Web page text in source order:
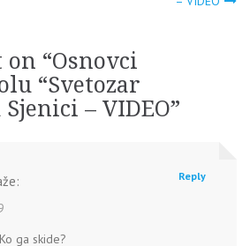
“Osnovci
“Svetozar
– VIDEO”
ga skide?
Reply